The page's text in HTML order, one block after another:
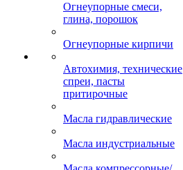
Огнеупорные смеси,
глина, порошок
Огнеупорные кирпичи
Автохимия, технические
спреи, пасты
притирочные
Масла гидравлические
Масла индустриальные